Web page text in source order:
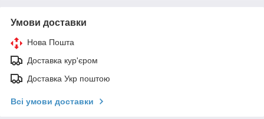
Умови доставки
Нова Пошта
Доставка кур'єром
Доставка Укр поштою
Всі умови доставки